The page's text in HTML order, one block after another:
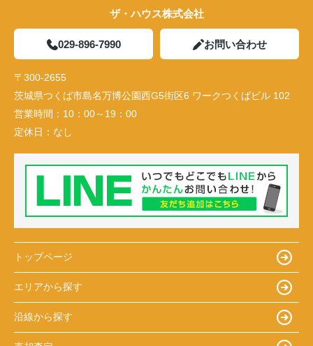
ザ・ハウス株式会社
029-896-7990 お問い合わせ
〒300-2655
茨城県つくば市島名万博公園西G5街区6 ワークつくばビル 102
営業時間： 10：00～19：00
定休日： なし
トップページ
エリアから探す
沿線から探す